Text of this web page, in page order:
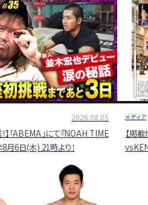
2026.08.05
】「ABEMA」にて『NOAH TIME
月6日(木) 21時より！
メディア
【掲
「